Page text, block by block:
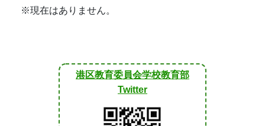
報発信を行っています。
CHANNELS